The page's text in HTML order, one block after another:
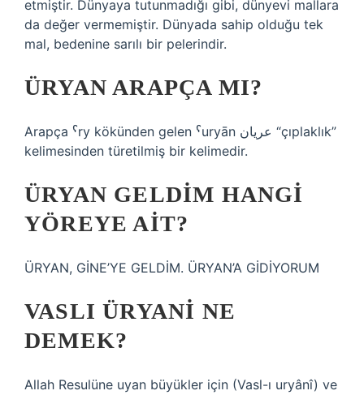
etmiştir. Dünyaya tutunmadığı gibi, dünyevi mallara
da değer vermemiştir. Dünyada sahip olduğu tek
mal, bedenine sarılı bir pelerindir.
ÜRYAN ARAPÇA MI?
Arapça ˁry kökünden gelen ˁuryān عريان “çıplaklık”
kelimesinden türetilmiş bir kelimedir.
ÜRYAN GELDIM HANGI
YÖREYE AIT?
ÜRYAN, GİNE’YE GELDİM. ÜRYAN’A GİDİYORUM
VASLI ÜRYANI NE
DEMEK?
Allah Resulüne uyan büyükler için (Vasl-ı uryânî) ve